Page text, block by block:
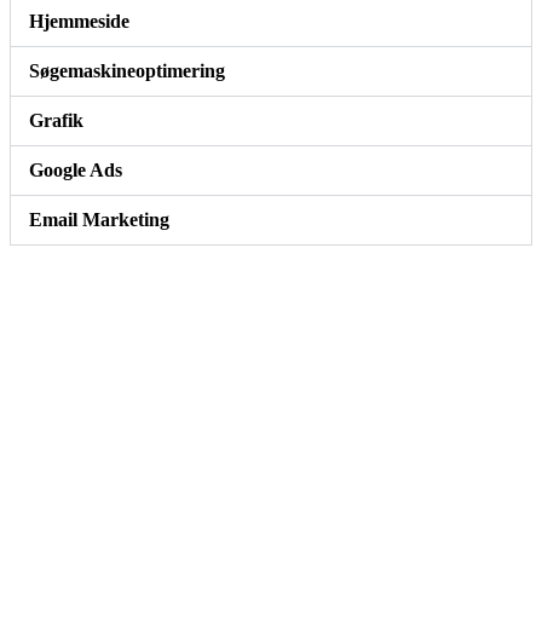
Hjemmeside
Søgemaskineoptimering
Grafik
Google Ads
Email Marketing